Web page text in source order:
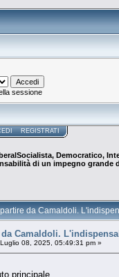
sessione
REGISTRATI
Democratico,
di un impegno grande
da Camaldoli.
da Camaldoli.
Luglio 08, 2025, 05:49:31 pm »
principale